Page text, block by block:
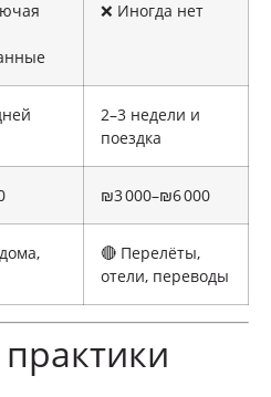
❌ Иногда нет
2–3 недели и
поездка
₪3 000–₪6 000
🔴 Перелёты,
отели, переводы